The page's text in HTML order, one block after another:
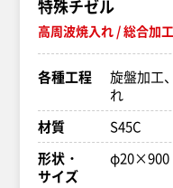
特殊チゼル
高周波焼入れ 総合加
各種工程
旋盤加工
れ
材質
S45C
形状・
サイズ
φ20×900